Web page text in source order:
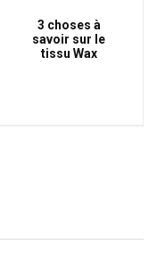
3 choses à
savoir sur le
tissu Wax